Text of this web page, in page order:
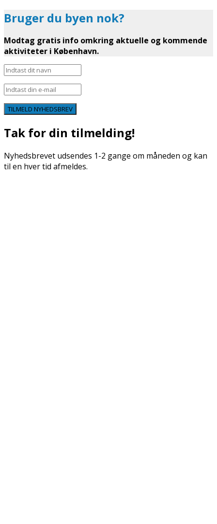
Bruger du byen nok?
Modtag gratis info omkring aktuelle og kommende
aktiviteter i København.
TILMELD NYHEDSBREV
Tak for din tilmelding!
Nyhedsbrevet udsendes 1-2 gange om måneden og kan
til en hver tid afmeldes.